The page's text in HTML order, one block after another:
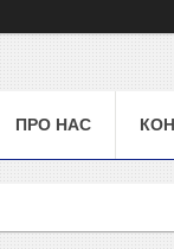
ПРО НАС